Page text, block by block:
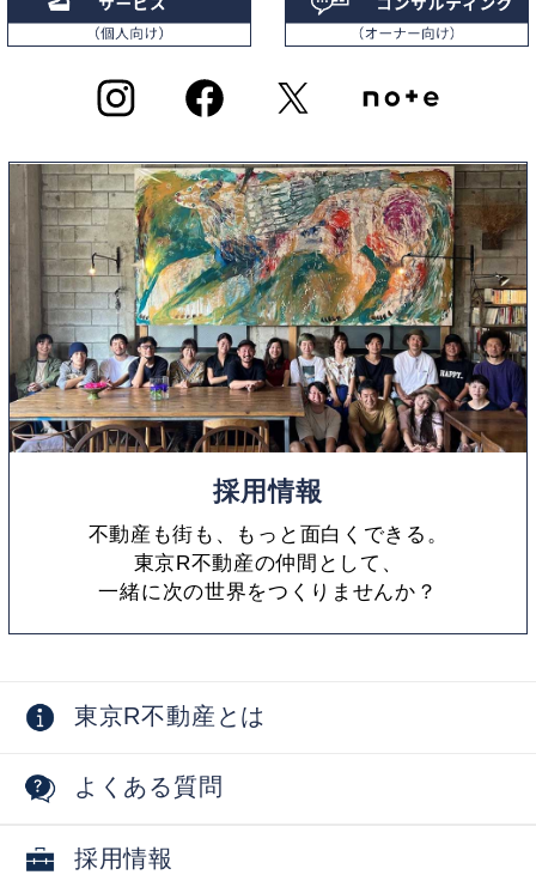
採用情報
不動産も街も、もっと面白くできる。
東京R不動産の仲間として、
一緒に次の世界をつくりませんか？
東京R不動産とは
よくある質問
採用情報